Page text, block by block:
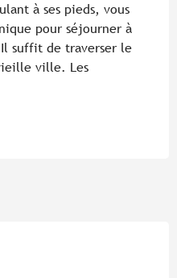
à ses pieds, vous
pour séjourner à
suffit de traverser le
ville. Les